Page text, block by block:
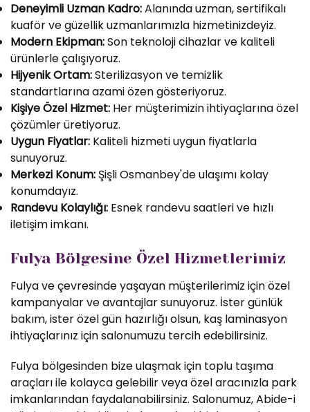
Deneyimli Uzman Kadro:Alanında uzman, sertifikalı
kuaför ve güzellik uzmanlarımızla hizmetinizdeyiz.
Modern Ekipman:Son teknoloji cihazlar ve kaliteli
ürünlerle çalışıyoruz.
Hijyenik Ortam:Sterilizasyon ve temizlik
standartlarına azami özen gösteriyoruz.
Kişiye Özel Hizmet: Her müşterimizin ihtiyaçlarına özel
çözümler üretiyoruz.
Uygun Fiyatlar: Kaliteli hizmeti uygun fiyatlarla
sunuyoruz.
Merkezi Konum: Şişli Osmanbey'de ulaşımı kolay
konumdayız.
Randevu Kolaylığı: Esnek randevu saatleri ve hızlı
iletişim imkanı.
Fulya Bölgesine Özel Hizmetlerimiz
Fulya ve çevresinde yaşayan müşterilerimiz için özel
kampanyalar ve avantajlar sunuyoruz. İster günlük
bakım, ister özel gün hazırlığı olsun, kaş laminasyon
ihtiyaçlarınız için salonumuzu tercih edebilirsiniz.
Fulya bölgesinden bize ulaşmak için toplu taşıma
araçları ile kolayca gelebilir veya özel aracınızla park
imkanlarından faydalanabilirsiniz. Salonumuz, Abide-i